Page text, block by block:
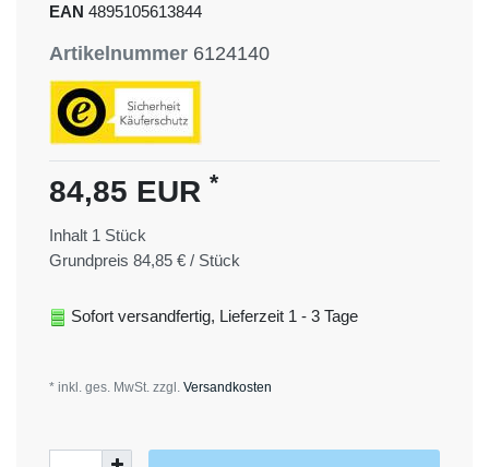
EAN 4895105613844
Artikelnummer 6124140
84,85 EUR *
Inhalt 1 Stück
Grundpreis 84,85 € / Stück
Sofort versandfertig, Lieferzeit 1 - 3 Tage
* inkl. ges. MwSt. zzgl. Versandkosten